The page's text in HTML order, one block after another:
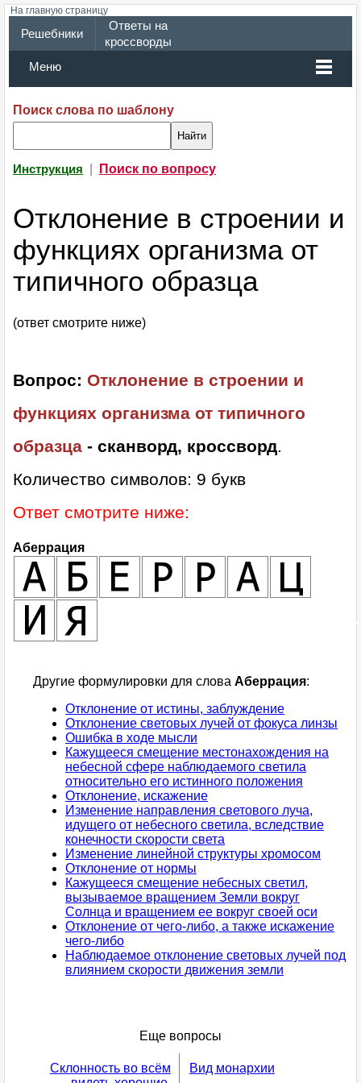
На главную страницу
Решебники
Ответы на
кроссворды
Меню
Поиск слова по шаблону
Инструкция Поиск по вопросу
Отклонение в строении и
функциях организма от
типичного образца
(ответ смотрите ниже)
Вопрос: Отклонение в строении и
функциях организма от типичного
образца - сканворд, кроссворд.
Количество символов: 9 букв
Ответ смотрите ниже:
Аберрация
Другие формулировки для слова Аберрация:
Отклонение от истины, заблуждение
Отклонение световых лучей от фокуса линзы
Ошибка в ходе мысли
Кажущееся смещение местонахождения на
небесной сфере наблюдаемого светила
относительно его истинного положения
Отклонение, искажение
Изменение направления светового луча,
идущего от небесного светила, вследствие
конечности скорости света
Изменение линейной структуры хромосом
Отклонение от нормы
Кажущееся смещение небесных светил,
вызываемое вpащением Земли вокpуг
Солнца и вpащением ее вокpуг своей оси
Отклонение от чего-либо, а также искажение
чего-либо
Наблюдаемое отклонение световых лучей под
влиянием скорости движения земли
Еще вопросы
Склонность во всём
Вид монархии